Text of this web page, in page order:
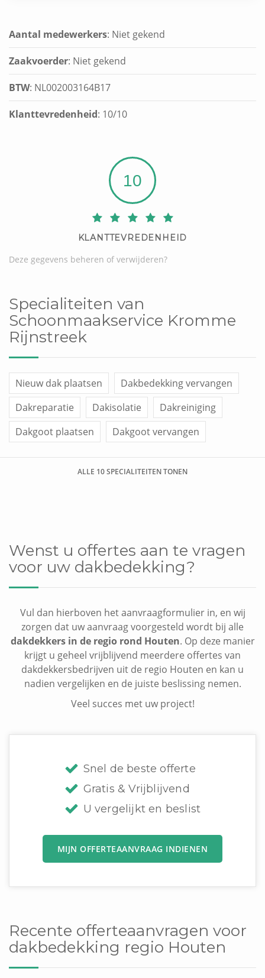
Aantal medewerkers: Niet gekend
Zaakvoerder: Niet gekend
BTW: NL002003164B17
Klanttevredenheid: 10/10
10
KLANTTEVREDENHEID
Deze gegevens beheren of verwijderen?
Specialiteiten van
Schoonmaakservice Kromme
Rijnstreek
Nieuw dak plaatsen
Dakbedekking vervangen
Dakreparatie
Dakisolatie
Dakreiniging
Dakgoot plaatsen
Dakgoot vervangen
Dakraam plaatsen
Overige werken
ALLE 10 SPECIALITEITEN TONEN
Wenst u offertes aan te vragen
voor uw dakbedekking?
Vul dan hierboven het aanvraagformulier in, en wij
zorgen dat uw aanvraag voorgesteld wordt bij alle
dakdekkers in de regio rond Houten. Op deze manier
krijgt u geheel vrijblijvend meerdere offertes van
dakdekkersbedrijven uit de regio Houten en kan u
nadien vergelijken en de juiste beslissing nemen.
Veel succes met uw project!
Snel de beste offerte
Gratis & Vrijblijvend
U vergelijkt en beslist
MIJN OFFERTEAANVRAAG INDIENEN
Recente offerteaanvragen voor
dakbedekking regio Houten